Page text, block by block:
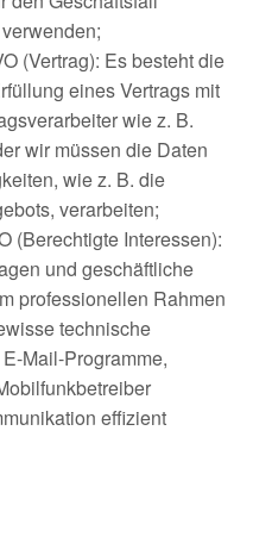
(Vertrag): Es besteht die
eines Vertrags mit
wie z. B.
wir müssen die Daten
wie z. B. die
verarbeiten;
(Berechtigte Interessen):
und geschäftliche
professionellen Rahmen
technische
Mail-Programme,
effizient